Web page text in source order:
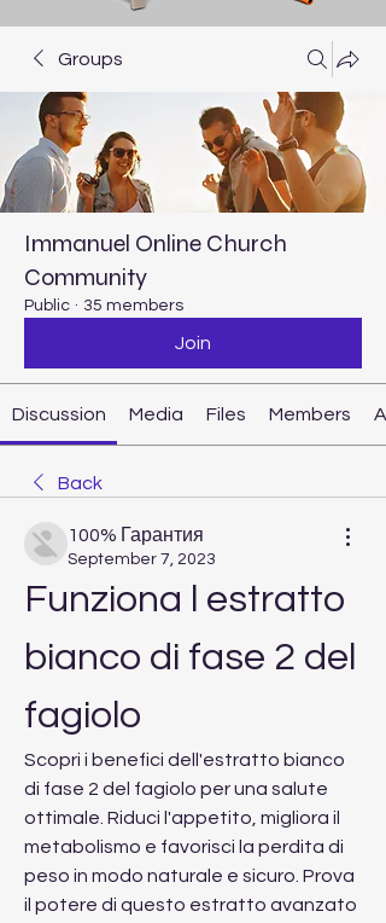
Groups
Immanuel Online Church
Community
Public · 35 members
Join
Discussion Media Files Members
Back
100% Гарантия
September 7, 2023
Funziona l estratto
bianco di fase 2 del
fagiolo
Scopri i benefici dell'estratto bianco
di fase 2 del fagiolo per una salute
ottimale. Riduci l'appetito, migliora il
metabolismo e favorisci la perdita di
peso in modo naturale e sicuro. Prova
il potere di questo estratto avanzato